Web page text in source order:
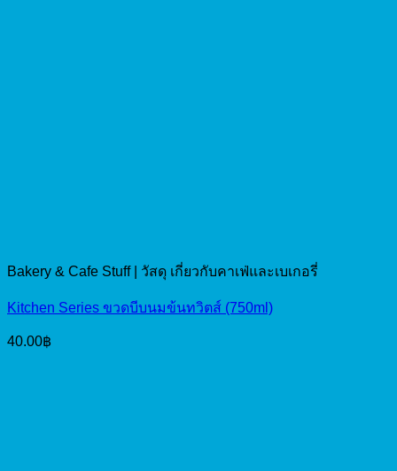
Bakery & Cafe Stuff | วัสดุ เกี่ยวกับคาเฟ่และเบเกอรี่
Kitchen Series ขวดบีบนมข้นทวิตส์ (750ml)
40.00฿